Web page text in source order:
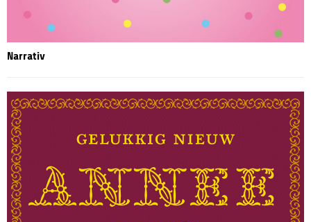
Narrativ